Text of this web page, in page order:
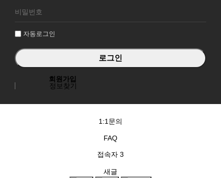
그
자동로그인
회원가입
정보찾기
1:1문의
FAQ
접속자 3
새글